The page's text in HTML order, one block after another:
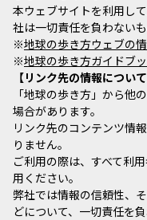
本ウェブサイトを利用し
社は一切責任を負わないも
※地球の歩き方ウェブの
※地球の歩き方ガイドブ
リンク先の情報について
「地球の歩き方」から他
場合があります。
リンク先のコンテンツ情
りません。
ご利用の際は、すべて利
用ください。
弊社では情報の信頼性、
どについて、一切責任を